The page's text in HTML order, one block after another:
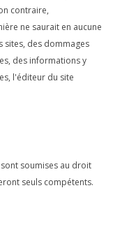
contraire,
ne saurait en aucune
sites, des dommages
des informations y
l'éditeur du site
soumises au droit
seuls compétents.